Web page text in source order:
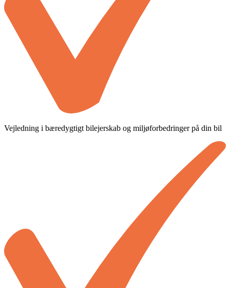
Vejledning i bæredygtigt bilejerskab og miljøforbedringer på din bil